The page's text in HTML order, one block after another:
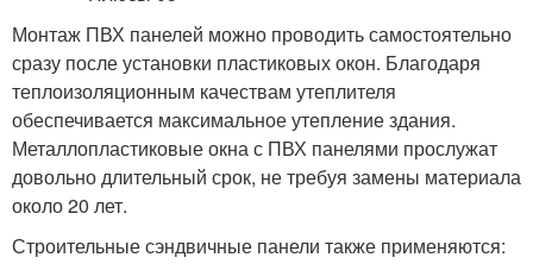
Монтаж ПВХ панелей можно проводить самостоятельно
сразу после установки пластиковых окон. Благодаря
теплоизоляционным качествам утеплителя
обеспечивается максимальное утепление здания.
Металлопластиковые окна с ПВХ панелями прослужат
довольно длительный срок, не требуя замены материала
около 20 лет.
Строительные сэндвичные панели также применяются: